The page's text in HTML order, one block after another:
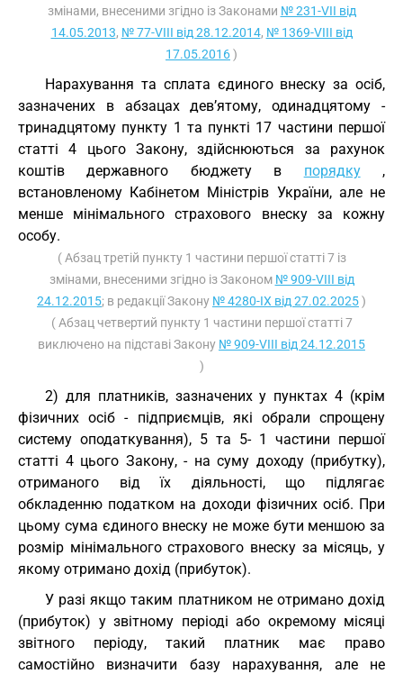
змінами, внесеними згідно із Законами № 231-VII від
14.05.2013, № 77-VIII від 28.12.2014, № 1369-VIII від
17.05.2016)
Нарахування та сплата єдиного внеску за осіб,
зазначених в абзацах дев’ятому, одинадцятому -
тринадцятому пункту 1 та пункті 17 частини першої
статті 4 цього Закону, здійснюються за рахунок
коштів державного бюджету в порядку,
встановленому Кабінетом Міністрів України, але не
менше мінімального страхового внеску за кожну
особу.
( Абзац третій пункту 1 частини першої статті 7 із
змінами, внесеними згідно із Законом № 909-VIII від
24.12.2015; в редакції Закону № 4280-IX від 27.02.2025)
( Абзац четвертий пункту 1 частини першої статті 7
виключено на підставі Закону № 909-VIII від 24.12.2015
)
2) для платників, зазначених у пунктах 4 (крім
фізичних осіб - підприємців, які обрали спрощену
систему оподаткування), 5 та 5- 1 частини першої
статті 4 цього Закону, - на суму доходу (прибутку),
отриманого від їх діяльності, що підлягає
обкладенню податком на доходи фізичних осіб. При
цьому сума єдиного внеску не може бути меншою за
розмір мінімального страхового внеску за місяць, у
якому отримано дохід (прибуток).
У разі якщо таким платником не отримано дохід
(прибуток) у звітному періоді або окремому місяці
звітного періоду, такий платник має право
самостійно визначити базу нарахування, але не